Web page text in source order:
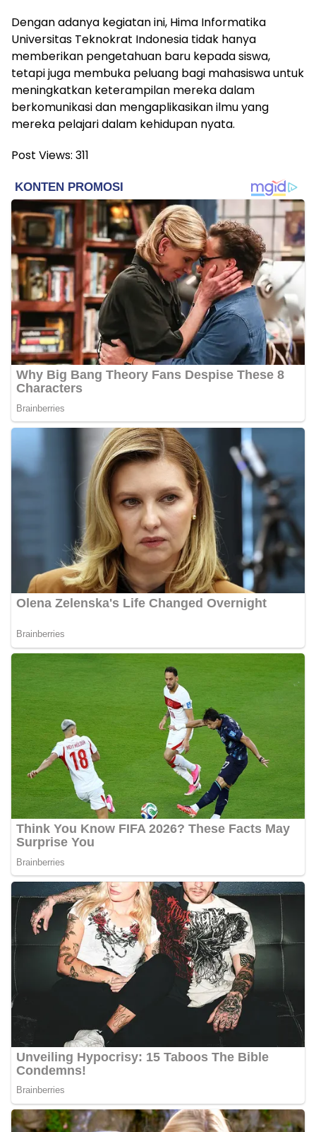
Dengan adanya kegiatan ini, Hima Informatika
Universitas Teknokrat Indonesia tidak hanya
memberikan pengetahuan baru kepada siswa,
tetapi juga membuka peluang bagi mahasiswa untuk
meningkatkan keterampilan mereka dalam
berkomunikasi dan mengaplikasikan ilmu yang
mereka pelajari dalam kehidupan nyata.
Post Views: 311